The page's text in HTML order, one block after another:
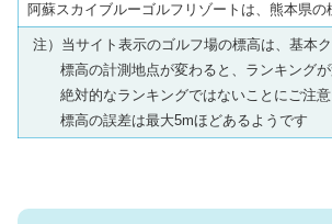
阿蘇スカイブルーゴルフリゾートは、熊本県
注）当サイト表示のゴルフ場の標高は、基本
標高の計測地点が変わると、ランキング
絶対的なランキングではないことにご注
標高の誤差は最大5mほどあるようです